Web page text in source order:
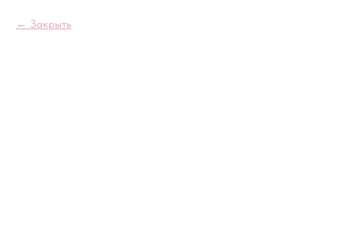
Закрыть